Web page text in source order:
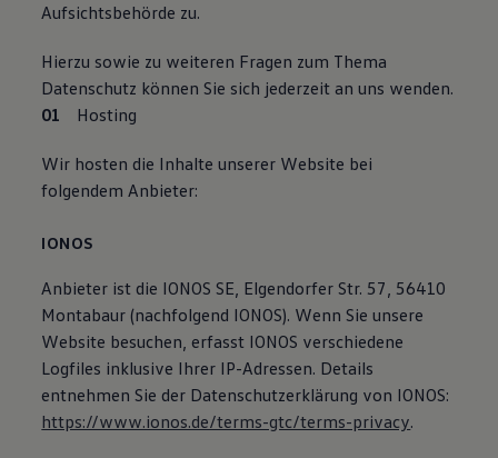
Aufsichtsbehörde zu.
Hierzu sowie zu weiteren Fragen zum Thema
Datenschutz können Sie sich jederzeit an uns wenden.
Hosting
Wir hosten die Inhalte unserer Website bei
folgendem Anbieter:
IONOS
Anbieter ist die IONOS SE, Elgendorfer Str. 57, 56410
Montabaur (nachfolgend IONOS). Wenn Sie unsere
Website besuchen, erfasst IONOS verschiedene
Logfiles inklusive Ihrer IP-Adressen. Details
entnehmen Sie der Datenschutzerklärung von IONOS:
https://www.ionos.de/terms-gtc/terms-privacy.